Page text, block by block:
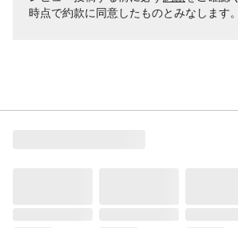
時点で約款に同意したものとみなします。